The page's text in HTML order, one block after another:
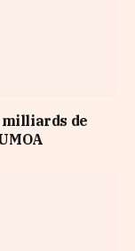
milliards de